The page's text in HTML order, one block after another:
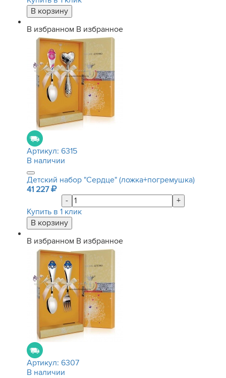
В избранном В избранное
Артикул: 6315
В наличии
Детский набор "Сердце" (ложка+погремушка)
41 227
-
+
Купить в 1 клик
В избранном В избранное
Артикул: 6307
В наличии